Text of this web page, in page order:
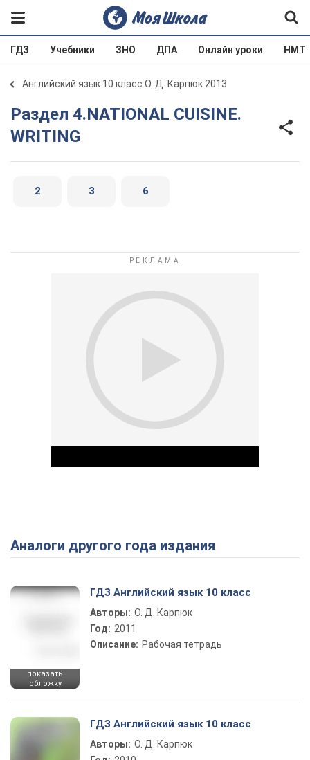
ГДЗ Учебники ЗНО ДПА Онлайн уроки НМТ
Английский язык 10 класс О. Д. Карпюк 2013
Раздел 4.NATIONAL CUISINE.
WRITING
2 3 6
Play Video
Аналоги другого года издания
показать
обложку
ГДЗ Английский язык 10 класс
Авторы: О. Д. Карпюк
Год: 2011
Описание: Рабочая тетрадь
ГДЗ Английский язык 10 класс
Авторы: О. Д. Карпюк